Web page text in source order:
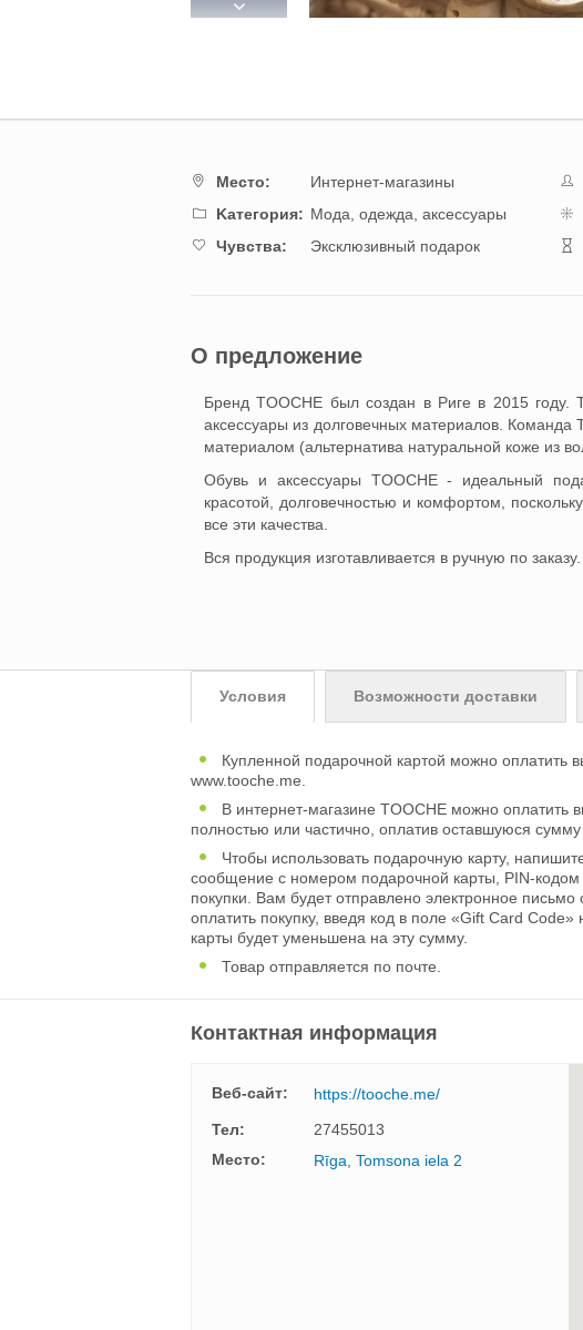
Next
Mестo:
Интернет-магазины
Kатегория: Мода, одежда, аксессуары
Чувства:
Эксклюзивный подарок
О предложение
Бренд TOOCHE был создан в Риге в 2015 году.
аксессуары из долговечных материалов.
материалом (альтернатива натуральной коже из
Обувь и аксессуары TOOCHE - идеальный
красотой, долговечностью и комфортом,
все эти качества.
Вся продукция изготавливается в ручную по заказу.
Условия Возможности доставки
Купленной подарочной картой можно оплатить
www.tooche.me.
В интернет-магазине TOOCHE можно
полностью или частично, оплатив оставшуюся
Чтобы использовать подарочную карту,
сообщение с номером подарочной карты, PIN-кодом
покупки. Вам будет отправлено электронное
оплатить покупку, введя код в поле «Gift Card
карты будет уменьшена на эту сумму.
Товар отправляется по почте.
Контактная информация
Веб-сайт:
https://tooche.me/
Тел:
27455013
Mесто:
Rīga, Tomsona iela 2